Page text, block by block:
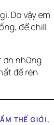
Do vậy em
để chill
ơn những
để rèn
THẾ GIỚI,